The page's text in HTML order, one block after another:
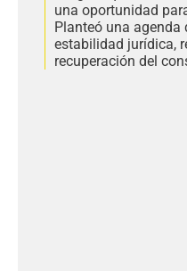
una oportunidad
Planteó una agenda
estabilidad jurídica,
recuperación del